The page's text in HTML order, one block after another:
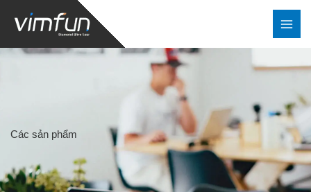
nội
Các sản phẩm